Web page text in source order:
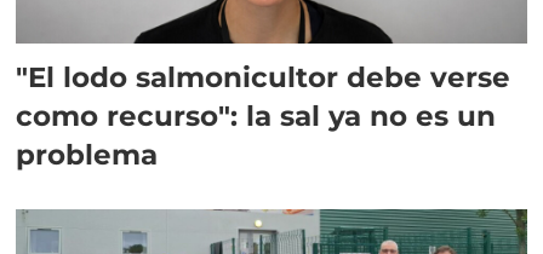
"El lodo salmonicultor debe verse
como recurso": la sal ya no es un
problema